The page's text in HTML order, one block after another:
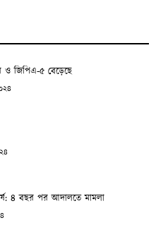
ও জিপিএ-৫ বেড়েছে
৪ বছর পর আদালতে মামলা